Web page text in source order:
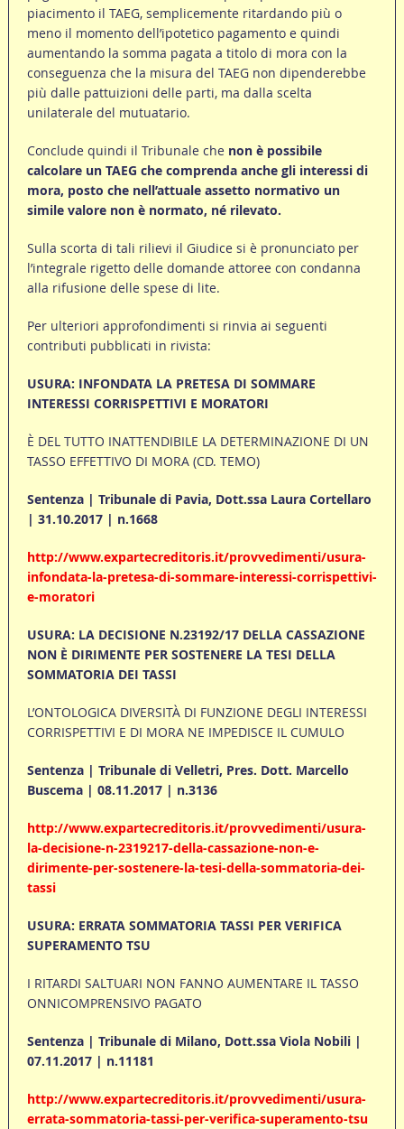
piacimento il TAEG, semplicemente ritardando più o
meno il momento dell’ipotetico pagamento e quindi
aumentando la somma pagata a titolo di mora con la
conseguenza che la misura del TAEG non dipenderebbe
più dalle pattuizioni delle parti, ma dalla scelta
unilaterale del mutuatario.
Conclude quindi il Tribunale che non è possibile
calcolare un TAEG che comprenda anche gli interessi di
mora, posto che nell’attuale assetto normativo un
simile valore non è normato, né rilevato.
Sulla scorta di tali rilievi il Giudice si è pronunciato per
l’integrale rigetto delle domande attoree con condanna
alla rifusione delle spese di lite.
Per ulteriori approfondimenti si rinvia ai seguenti
contributi pubblicati in rivista:
USURA: INFONDATA LA PRETESA DI SOMMARE
INTERESSI CORRISPETTIVI E MORATORI
È DEL TUTTO INATTENDIBILE LA DETERMINAZIONE DI UN
TASSO EFFETTIVO DI MORA (CD. TEMO)
Sentenza | Tribunale di Pavia, Dott.ssa Laura Cortellaro
| 31.10.2017 | n.1668
http://www.expartecreditoris.it/provvedimenti/usura-
infondata-la-pretesa-di-sommare-interessi-corrispettivi-
e-moratori
USURA: LA DECISIONE N.23192/17 DELLA CASSAZIONE
NON È DIRIMENTE PER SOSTENERE LA TESI DELLA
SOMMATORIA DEI TASSI
L’ONTOLOGICA DIVERSITÀ DI FUNZIONE DEGLI INTERESSI
CORRISPETTIVI E DI MORA NE IMPEDISCE IL CUMULO
Sentenza | Tribunale di Velletri, Pres. Dott. Marcello
Buscema | 08.11.2017 | n.3136
http://www.expartecreditoris.it/provvedimenti/usura-
la-decisione-n-2319217-della-cassazione-non-e-
dirimente-per-sostenere-la-tesi-della-sommatoria-dei-
tassi
USURA: ERRATA SOMMATORIA TASSI PER VERIFICA
SUPERAMENTO TSU
I RITARDI SALTUARI NON FANNO AUMENTARE IL TASSO
ONNICOMPRENSIVO PAGATO
Sentenza | Tribunale di Milano, Dott.ssa Viola Nobili |
07.11.2017 | n.11181
http://www.expartecreditoris.it/provvedimenti/usura-
errata-sommatoria-tassi-per-verifica-superamento-tsu